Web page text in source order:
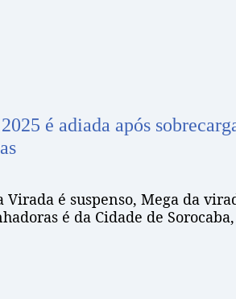
é adiada após
Virada é suspenso, Mega da
é da Cidade de Sorocaba,